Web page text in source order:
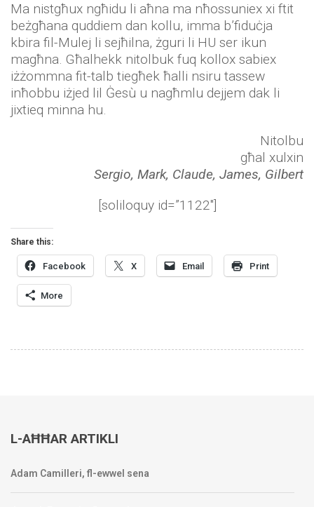
Ma nistgħux ngħidu li aħna ma nħossuniex xi ftit
beżgħana quddiem dan kollu, imma b’fiduċja
kbira fil-Mulej li sejħilna, żguri li HU ser ikun
magħna. Għalhekk nitolbuk fuq kollox sabiex
iżżommna fit-talb tiegħek ħalli nsiru tassew
inħobbu iżjed lil Ġesù u nagħmlu dejjem dak li
jixtieq minna hu.
Nitolbu
għal xulxin
Sergio, Mark, Claude, James, Gilbert
[soliloquy id=”1122″]
Share this:
Facebook X Email Print
More
L-AĦĦAR ARTIKLI
Adam Camilleri, fl-ewwel sena